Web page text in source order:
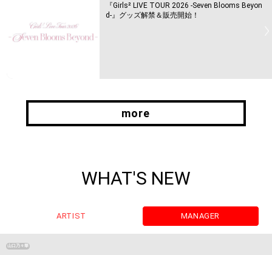
『Girls² LIVE TOUR 2026 -Seven Blooms Beyon
d-』グッズ解禁＆販売開始！
more
WHAT'S NEW
ARTIST MANAGER
山口乃々華